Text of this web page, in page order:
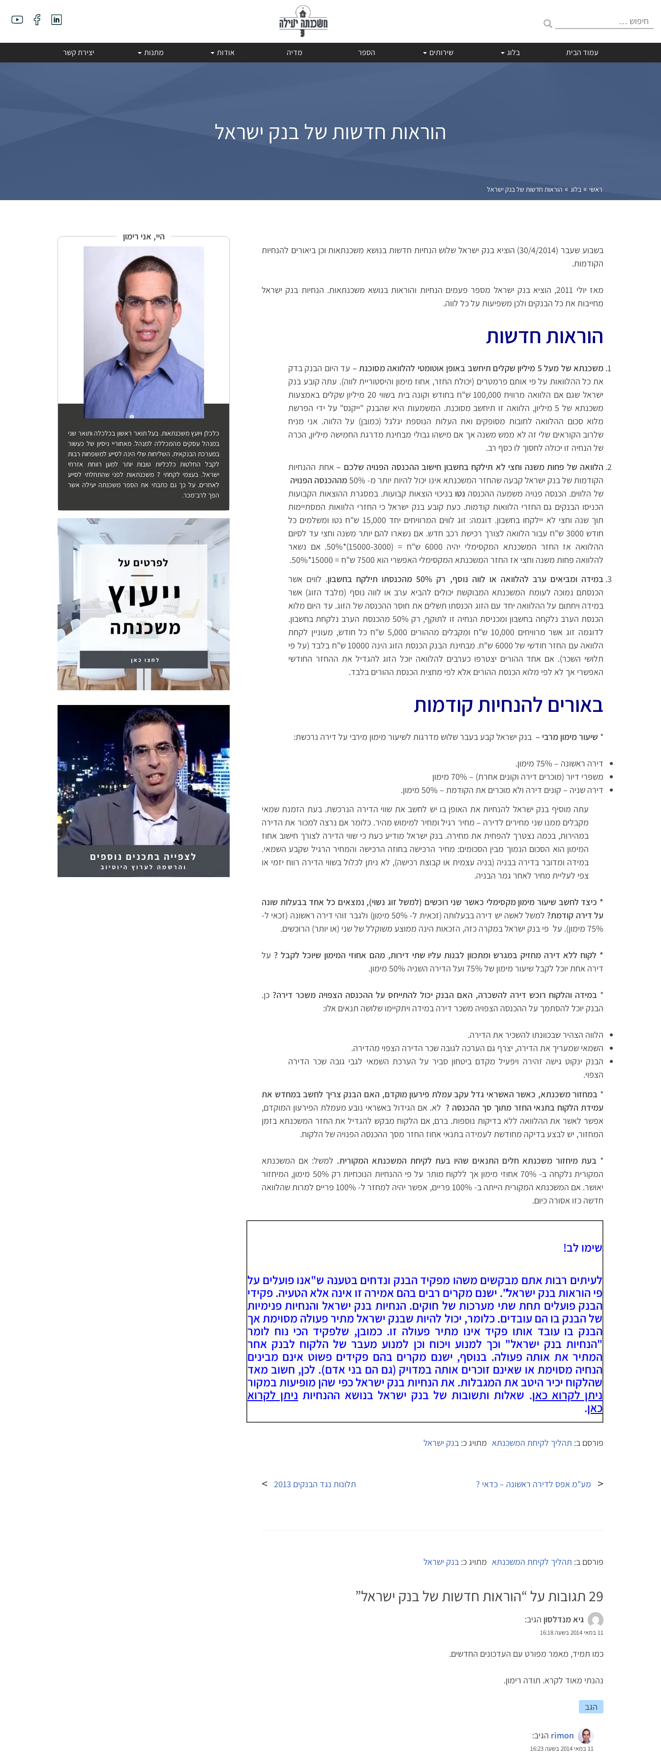
חיפוש:
עמוד הבית בלוג שירותים הספר מדיה אודות מתנות יצירת קשר
הוראות חדשות של בנק ישראל
ראשי »בלוג » הוראות חדשות של בנק ישראל
בשבוע שעבר (30/4/2014) הוציא בנק ישראל שלוש הנחיות חדשות בנושא משכנתאות וכן ביאורים להנחיות
הקודמות.
מאז יולי 2011, הוציא בנק ישראל מספר פעמים הנחיות והוראות בנושא משכנתאות. הנחיות בנק ישראל
מחייבות את כל הבנקים ולכן משפיעות על כל לווה.
הוראות חדשות
משכנתא של מעל 5 מיליון שקלים תיחשב באופן אוטומטי להלוואה מסוכנת –
עד היום הבנק בדק
את כל ההלוואות על פי אותם פרמטרים (יכולת החזר, אחוז מימון והיסטוריית לווה). עתה קובע בנק
ישראל שגם אם הלוואה מרוויח 100,000 ש"ח בחודש וקונה בית בשווי 20 מיליון שקלים באמצעות
משכנתא של 5 מיליון, הלוואה זו תיחשב מסוכנת. המשמעות היא שהבנק "ייקנס" על ידי הפרשת
מלוא סכום ההלוואה לחובות מסופקים ואת העלות הנוספת יגלגל (כמובן) על הלווה. אני מניח
שלרוב הקוראים שלי זה לא ממש משנה אך אם מישהו גבולי מבחינת מדרגת החמישה מיליון, הכרה
של הנחיה זו יכולה לחסוך לו כסף רב.
הלוואה של פחות משנה וחצי לא תילקח בחשבון חישוב ההכנסה הפנויה שלכם –אחת ההנחיות
הקודמות של בנק ישראל קבעה שהחזר המשכנתא אינו יכול להיות יותר מ- 50%
מההכנסה הפנויה
של הלווים. הכנסה פנויה משמעה ההכנסה נטו בניכוי הוצאות קבועות. במסגרת ההוצאות הקבועות
הכניסו הבנקים גם החזרי הלוואות קודמות. כעת קובע בנק ישראל כי החזרי הלוואות המסתיימות
תוך שנה וחצי לא יילקחו בחשבון. דוגמה: זוג לווים המרוויחים יחד 15,000 ש"ח נטו ומשלמים כל
חודש 3000 ש"ח עבור הלוואה לצורך רכישת רכב חדש. אם נשארו להם יותר משנה וחצי עד לסיום
ההלוואה אז החזר המשכנתא המקסימלי יהיה 6000 ש"ח = (15000-3000)*50%. אם נשאר
להלוואה פחות משנה וחצי אז החזר המשכנתא המקסימלי האפשרי הוא 7500 ש"ח = 15000*50%.
במידה ומביאים ערב להלוואה או לווה נוסף, רק 50% מהכנסתו תילקח בחשבון
. לווים אשר
הכנסתם נמוכה לעומת המשכנתא המבוקשת יכולים להביא ערב או לווה נוסף (מלבד הזוג) אשר
במידה ויחתום על ההלוואה יחד עם הזוג הכנסתו תשלים את חוסר ההכנסה של הזוג. עד היום מלוא
הכנסת הערב נלקחה בחשבון ומכניסת הנחיה זו לתוקף, רק 50% מהכנסת הערב נלקחת בחשבון.
לדוגמה זוג אשר מרוויחים 10,000 ש"ח ומקבלים מההורים 5,000 ש"ח כל חודש, מעוניין לקחת
הלוואה עם החזר חודשי של 6000 ש"ח. מבחינת הבנק הכנסת הזוג הינה 10000 ש"ח בלבד (על פי
תלושי השכר). אם אחד ההורים יצטרפו כערבים להלוואה יוכל הזוג להגדיל את ההחזר החודשי
האפשרי אך לא לפי מלוא הכנסת ההורים אלא לפי מחצית הכנסת ההורים בלבד.
באורים להנחיות קודמות
* שיעור מימון מרבי – בנק ישראל קבע בעבר שלוש מדרגות לשיעור מימון מירבי על דירה נרכשת:
דירה ראשונה – 75% מימון.
משפרי דיור (מוכרים דירה וקונים אחרת) – 70% מימון
דירה שניה – קונים דירה ולא מוכרים את הקודמת – 50% מימון.
עתה מוסיף בנק ישראל להנחיות את האופן בו יש לחשב את שווי הדירה הנרכשת. בעת הזמנת שמאי
מקבלים ממנו שני מחירים לדירה – מחיר רגיל ומחיר למימוש מהיר. כלומר אם נרצה למכור את הדירה
במהירות, בכמה נצטרך להפחית את מחירה. בנק ישראל מודיע כעת כי שווי הדירה לצורך חישוב אחוז
המימון הוא הסכום הנמוך מבין הסכומים: מחיר הרכישה בחוזה הרכישה והמחיר הרגיל שקבע השמאי.
במידה ומדובר בדירה בבניה (בניה עצמית או קבוצת רכישה), לא ניתן לכלול בשווי הדירה רווח יזמי או
צפי לעליית מחיר לאחר גמר הבניה.
* כיצד לחשב שיעור מימון מקסימלי כאשר שני רוכשים (למשל זוג נשוי), נמצאים כל אחד בבעלות שונה
על דירה קודמת?
למשל לאשה יש דירה בבעלותה (זכאית ל- 50% מימון) ולגבר זוהי דירה ראשונה (זכאי ל-
75% מימון). על פי בנק ישראל במקרה כזה, הזכאות הינה ממוצע משוקלל של שני (או יותר) הרוכשים.
* לקוח ללא דירה מחזיק במגרש ומתכוון לבנות עליו שתי דירות, מהם אחוזי המימון שיוכל לקבל ? על
דירה אחת יוכל לקבל שיעור מימון של 75% ועל הדירה השניה 50% מימון.
* במידה והלקוח רוכש דירה להשכרה, האם הבנק יכול להתייחס על ההכנסה הצפויה משכר דירה? כן.
הבנק יוכל להסתמך על ההכנסה הצפויה משכר דירה במידה ויתקיימו שלושה תנאים אלו:
הלווה הצהיר שבכוונתו להשכיר את הדירה.
השמאי שמעריך את הדירה, יצרף גם הערכה לגובה שכר הדירה הצפוי מהדירה.
הבנק ינקוט גישה זהירה ויפעיל מקדם ביטחון סביר על הערכת השמאי לגבי גובה שכר הדירה
הצפוי.
* במחזור משכנתא, כאשר האשראי גדל עקב עמלת פירעון מוקדם, האם הבנק צריך לחשב במחדש את
עמידת הלקוח בתנאי החזר מתוך סך ההכנסה ? לא. אם הגידול באשראי נובע מעמלת הפירעון המוקדם,
אפשר לאשר את ההלוואה ללא בדיקות נוספות. ברם, אם הלקוח מבקש להגדיל את החזר המשכנתא בזמן
המחזור, יש לבצע בדיקה מחודשת לעמידה בתנאי אחוז החזר מסך ההכנסה הפנויה של הלקוח.
* בעת מיחזור משכנתא חלים התנאים שהיו בעת לקיחת המשכנתא המקורית. למשל: אם המשכנתא
המקורית נלקחה ב- 70% אחוזי מימון אך ללקוח מותר על פי ההנחיות הנוכחיות רק 50% מימון, המיחזור
יאושר. אם המשכנתא המקורית הייתה ב- 100% פריים, אפשר יהיה למחזר ל- 100% פריים למרות שהלוואה
חדשה כזו אסורה כיום.
שימו לב!
לעיתים רבות אתם מבקשים משהו מפקיד הבנק ונדחים בטענה ש"אנו פועלים על
פי הוראות בנק ישראל". ישנם מקרים רבים בהם אמירה זו אינה אלא הטעיה. פקידי
הבנק פועלים תחת שתי מערכות של חוקים. הנחיות בנק ישראל והנחיות פנימיות
של הבנק בו הם עובדים. כלומר, יכול להיות שבנק ישראל מתיר פעולה מסוימת אך
הבנק בו עובד אותו פקיד אינו מתיר פעולה זו. כמובן, שלפקיד הכי נוח לומר
"הנחיות בנק ישראל" וכך למנוע ויכוח וכן למנוע מעבר של הלקוח לבנק אחר
המתיר את אותה פעולה. בנוסף, ישנם מקרים בהם פקידים פשוט אינם מבינים
הנחיה מסוימת או שאינם זוכרים אותה במדויק (גם הם בני אדם). לכן, חשוב מאד
שהלקוח יכיר היטב את המגבלות. את הנחיות בנק ישראל כפי שהן מופיעות במקור
ניתן לקרוא כאן. שאלות ותשובות של בנק ישראל בנושא ההנחיות ניתן לקרוא
כאן.
פורסם ב: תהליך לקיחת המשכנתא מתויג כ: בנק ישראל
מע"מ אפס לדירה ראשונה – כדאי ? תלונות נגד הבנקים 2013
פורסם ב: תהליך לקיחת המשכנתא מתויג כ: בנק ישראל
29 תגובות על “ הוראות חדשות של בנק ישראל”
גיא מנדלסון הגיב:
11 במאי 2014 בשעה 16:18
כמו תמיד, מאמר מפורט עם העדכונים החדשים.
נהנתי מאוד לקרא. תודה רימון.
הגב
rimon הגיב:
11 במאי 2014 בשעה 16:23
היי, אני רימון
כלכלן ויועץ משכנתאות. בעל תואר ראשון בכלכלה ותואר שני
במנהל עסקים מהמכללה למנהל. מאחוריי ניסיון של כעשור
במערכת הבנקאית. השליחות שלי הינה לסייע למשפחות רבות
לקבל החלטות כלכליות טובות יותר למען רווחת אזרחי
ישראל. בעצמי לקחתי 7 משכנתאות לפני שהתחלתי לסייע
לאחרים. על כך גם כתבתי את הספר משכנתה יעילה אשר
הפך לרב־מכר.